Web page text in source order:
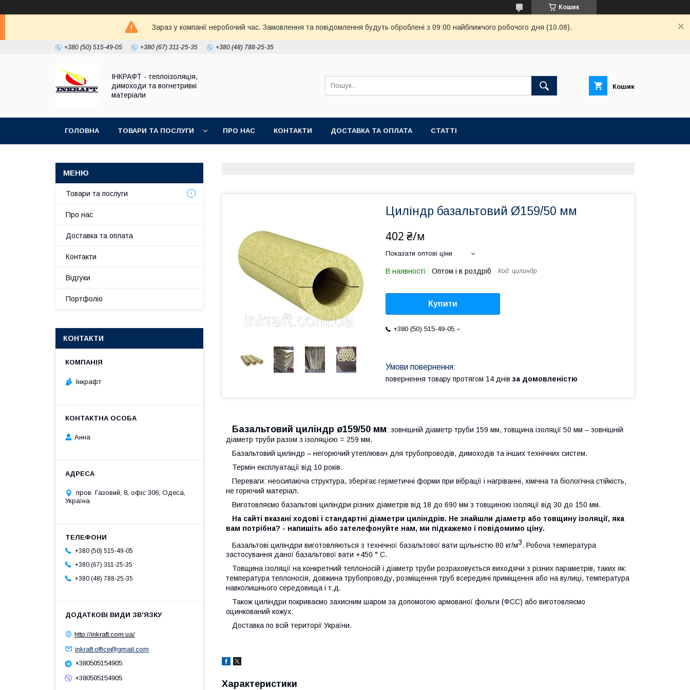
Кошик
Зараз у компанії неробочий час. Замовлення та повідомлення будуть оброблені з 09:00 найближчого робочого дня (10.08).
+380 (50) 515-49-05 +380 (67) 311-25-35 +380 (48) 788-25-35
ІНКРАФТ - теплоізоляція,
димоходи та вогнетривкі
матеріали
Кошик
ГОЛОВНА ТОВАРИ ТА ПОСЛУГИ ПРО НАС КОНТАКТИ ДОСТАВКА ТА ОПЛАТА СТАТТІ
Циліндр базальтовий Ø159/50 мм
402 ₴/м
Показати оптові ціни
В наявності Оптом і в роздріб Код: цилиндр
Купити
+380 (50) 515-49-05
повернення товару протягом 14 днів за домовленістю
Базальтовий циліндр ø159/50 мм: зовнішній діаметр труби 159 мм, товщина ізоляції 50 мм – зовнішній
діаметр труби разом з ізоляцією = 259 мм.
Базальтовий циліндр – негорючий утеплювач для трубопроводів, димоходів та інших технічних систем.
Термін експлуатації від 10 років.
Переваги: ​​неосипаюча структура, зберігає герметичні форми при вібрації і нагріванні, хімічна та біологічна стійкість,
не горючий матеріал.
Виготовляємо базальтові циліндри різних діаметрів від 18 до 690 мм з товщиною ізоляції від 30 до 150 мм.
На сайті вказані ходові і стандартні діаметри циліндрів. Не знайшли діаметр або товщину ізоляції, яка
вам потрібна? - напишіть або зателефонуйте нам, ми підкажемо і повідомимо ціну.
Базальтові циліндри виготовляються з технічної базальтової вати щільністю 80 кг/м3. Робоча температура
застосування даної базальтової вати +450 ° С.
Товщина ізоляції на конкретний теплоносій і діаметр труби розраховується виходячи з різних параметрів, таких як:
температура теплоносія, довжина трубопроводу, розміщення труб всередині приміщення або на вулиці, температура
навколишнього середовища і т.д.
Також циліндри покриваємо захисним шаром за допомогою армованої фольги (ФСС) або виготовляємо
оцинкований кожух.
Доставка по всій території України.
Характеристики
Товари та послуги
Про нас
Доставка та оплата
Контакти
Відгуки
Портфоліо
КОНТАКТИ
Інкрафт
Анна
пров. Газовий, 8, офіс 306, Одеса,
Україна
+380 (50) 515-49-05
+380 (67) 311-25-35
+380 (48) 788-25-35
http://inkraft.com.ua/
inkraft.office@gmail.com
+380505154905
+380505154905